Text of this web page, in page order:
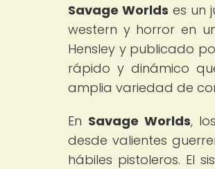
Savage Worlds es un
western y horror en
Hensley y publicado
rápido y dinámico
amplia variedad de
En Savage Worlds,
desde valientes
hábiles pistoleros. El